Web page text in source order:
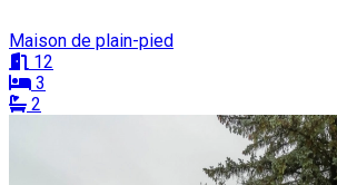
Maison de plain-pied
12
3
2